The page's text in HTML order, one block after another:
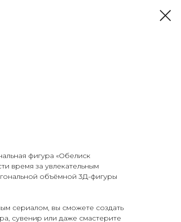
фигура «Обелиск
время за увлекательным
объёмной 3Д-фигуры
сериалом, вы сможете создать
сувенир или даже смастерите